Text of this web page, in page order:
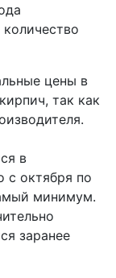
цены в
так как
в
с октября по
минимум.
заранее